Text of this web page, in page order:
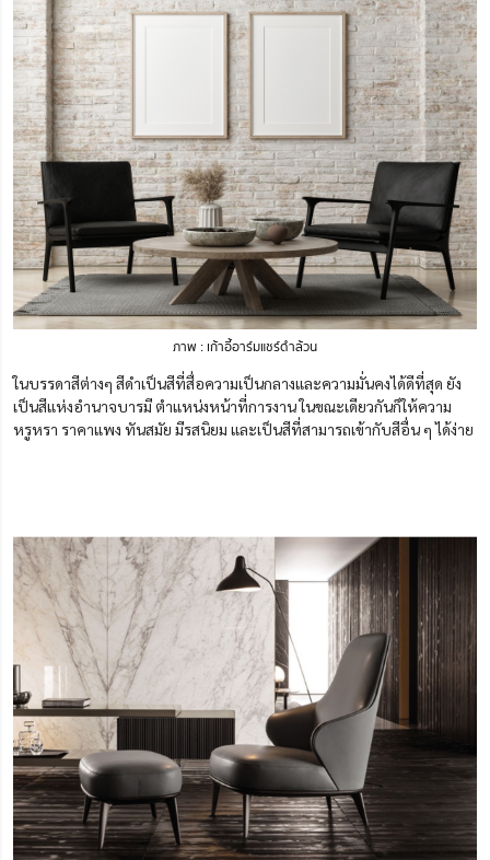
ภาพ : เก้าอี้อาร์มแชร์ดำล้วน
ในบรรดาสีต่างๆ สีดำเป็นสีที่สื่อความเป็นกลางและความมั่นคงได้ดีที่สุด ยัง
เป็นสีแห่งอำนาจบารมี ตำแหน่งหน้าที่การงาน ในขณะเดียวกันก็ให้ความ
หรูหรา ราคาแพง ทันสมัย มีรสนิยม และเป็นสีที่สามารถเข้ากับสีอื่น ๆ ได้ง่าย